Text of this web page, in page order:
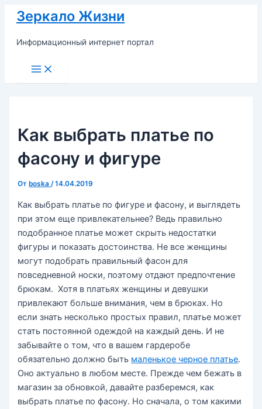
Перейти
содержимому
Зеркало Жизни
Информационный интернет портал
Main
Menu
Как выбрать платье по
фасону и фигуре
От boska/14.04.2019
Как выбрать платье по фигуре и фасону, и выглядеть
при этом еще привлекательнее? Ведь правильно
подобранное платье может скрыть недостатки
фигуры и показать достоинства. Не все женщины
могут подобрать правильный фасон для
повседневной носки, поэтому отдают предпочтение
брюкам. Хотя в платьях женщины и девушки
привлекают больше внимания, чем в брюках. Но
если знать несколько простых правил, платье может
стать постоянной одеждой на каждый день. И не
забывайте о том, что в вашем гардеробе
обязательно должно быть маленькое черное платье.
Оно актуально в любом месте. Прежде чем бежать в
магазин за обновкой, давайте разберемся, как
выбрать платье по фасону. Но сначала, о том какими